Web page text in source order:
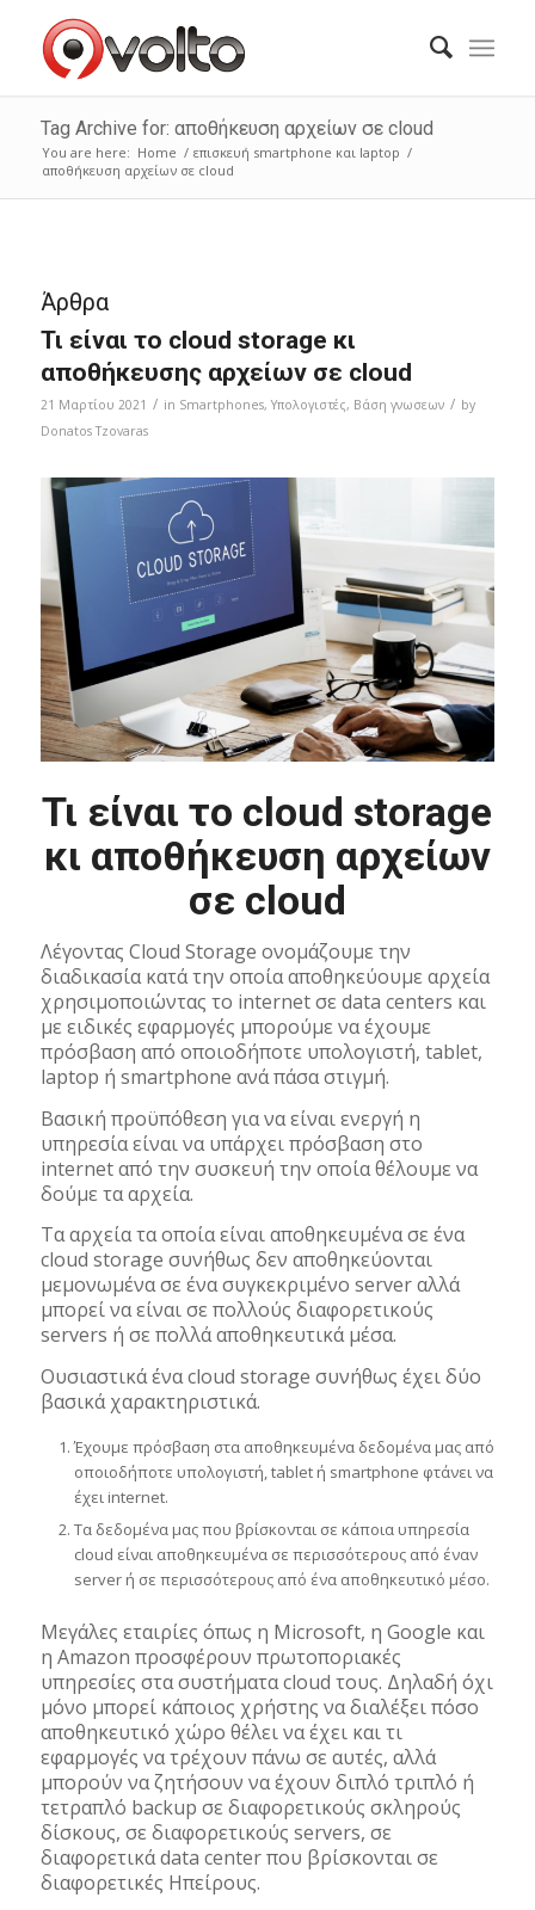
Tag Archive for: αποθήκευση αρχείων σε cloud
You are here: Home / επισκευή smartphone και laptop /
αποθήκευση αρχείων σε cloud
Άρθρα
Τι είναι το cloud storage κι
αποθήκευσης αρχείων σε cloud
21 Μαρτίου 2021 / in Smartphones, Υπολογιστές, Bάση γνωσεων / by
Donatos Tzovaras
Τι είναι το cloud storage
κι αποθήκευση αρχείων
σε cloud
Λέγοντας Cloud Storage ονομάζουμε την
διαδικασία κατά την οποία αποθηκεύουμε αρχεία
χρησιμοποιώντας το internet σε data centers και
με ειδικές εφαρμογές μπορούμε να έχουμε
πρόσβαση από οποιοδήποτε υπολογιστή, tablet,
laptop ή smartphone ανά πάσα στιγμή.
Βασική προϋπόθεση για να είναι ενεργή η
υπηρεσία είναι να υπάρχει πρόσβαση στο
internet από την συσκευή την οποία θέλουμε να
δούμε τα αρχεία.
Τα αρχεία τα οποία είναι αποθηκευμένα σε ένα
cloud storage συνήθως δεν αποθηκεύονται
μεμονωμένα σε ένα συγκεκριμένο server αλλά
μπορεί να είναι σε πολλούς διαφορετικούς
servers ή σε πολλά αποθηκευτικά μέσα.
Ουσιαστικά ένα cloud storage συνήθως έχει δύο
βασικά χαρακτηριστικά.
Έχουμε πρόσβαση στα αποθηκευμένα δεδομένα μας από
οποιοδήποτε υπολογιστή, tablet ή smartphone φτάνει να
έχει internet.
Tα δεδομένα μας που βρίσκονται σε κάποια υπηρεσία
cloud είναι αποθηκευμένα σε περισσότερους από έναν
server ή σε περισσότερους από ένα αποθηκευτικό μέσο.
Μεγάλες εταιρίες όπως η Microsoft, η Google και
η Amazon προσφέρουν πρωτοποριακές
υπηρεσίες στα συστήματα cloud τους. Δηλαδή όχι
μόνο μπορεί κάποιος χρήστης να διαλέξει πόσο
αποθηκευτικό χώρο θέλει να έχει και τι
εφαρμογές να τρέχουν πάνω σε αυτές, αλλά
μπορούν να ζητήσουν να έχουν διπλό τριπλό ή
τετραπλό backup σε διαφορετικούς σκληρούς
δίσκους, σε διαφορετικούς servers, σε
διαφορετικά data center που βρίσκονται σε
διαφορετικές Ηπείρους.